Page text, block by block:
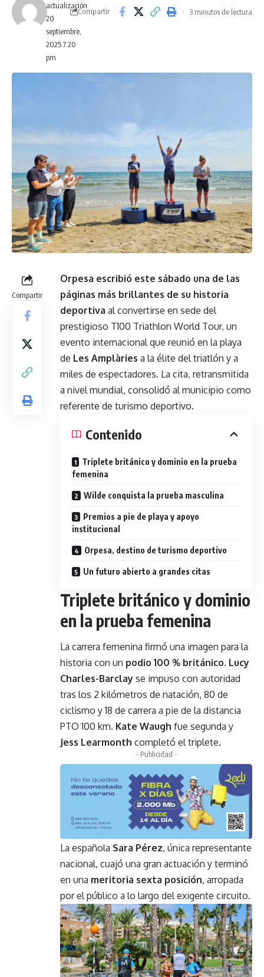
actualización
20
septiembre,
2025 7:20
pm
Compartir 3 minutos de lectura
Compartir
Orpesa escribió este sábado una de las
páginas más brillantes de su historia
deportiva al convertirse en sede del
prestigioso T100 Triathlon World Tour, un
evento internacional que reunió en la playa
de Les Amplàries a la élite del triatlón y a
miles de espectadores. La cita, retransmitida
a nivel mundial, consolidó al municipio como
referente de turismo deportivo.
Contenido
Triplete británico y dominio en la prueba
femenina
Wilde conquista la prueba masculina
Premios a pie de playa y apoyo
institucional
Orpesa, destino de turismo deportivo
Un futuro abierto a grandes citas
Triplete británico y dominio
en la prueba femenina
La carrera femenina firmó una imagen para la
historia con un podio 100 % británico. Lucy
Charles-Barclay se impuso con autoridad
tras los 2 kilómetros de natación, 80 de
ciclismo y 18 de carrera a pie de la distancia
PTO 100 km. Kate Waugh fue segunda y
Jess Learmonth completó el triplete.
- Publicidad -
La española Sara Pérez, única representante
nacional, cuajó una gran actuación y terminó
en una meritoria sexta posición, arropada
por el público a lo largo del exigente circuito.